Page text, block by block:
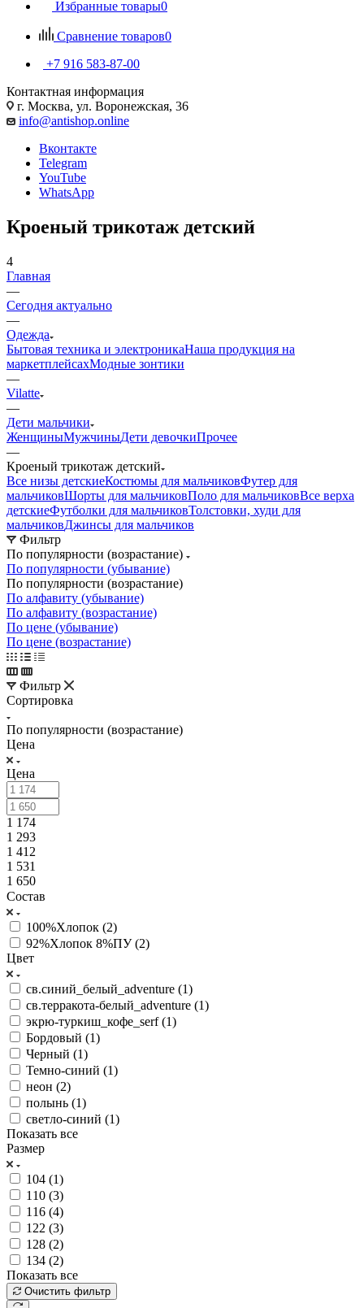
Избранные товары0
Сравнение товаров0
+7 916 583-87-00
Контактная информация
г. Москва, ул. Воронежская, 36
info@antishop.online
Вконтакте
Telegram
YouTube
WhatsApp
Кроеный трикотаж детский
4
Главная
—
Сегодня актуально
—
Одежда
Бытовая техника и электроникаНаша продукция на
маркетплейсахМодные зонтики
—
Vilatte
—
Дети мальчики
ЖенщиныМужчиныДети девочкиПрочее
—
Кроеный трикотаж детский
Все низы детскиеКостюмы для мальчиковФутер для
мальчиковШорты для мальчиковПоло для мальчиковВсе верха
детскиеФутболки для мальчиковТолстовки, худи для
мальчиковДжинсы для мальчиков
Фильтр
По популярности (возрастание)
По популярности (убывание)
По популярности (возрастание)
По алфавиту (убывание)
По алфавиту (возрастание)
По цене (убывание)
По цене (возрастание)
Фильтр
Сортировка
По популярности (возрастание)
Цена
Цена
1 174
1 293
1 412
1 531
1 650
Состав
100%Хлопок (2)
92%Хлопок 8%ПУ (2)
Цвет
св.синий_белый_adventure (1)
св.терракота-белый_adventure (1)
экрю-туркиш_кофе_serf (1)
Бордовый (1)
Черный (1)
Темно-синий (1)
неон (2)
полынь (1)
светло-синий (1)
Показать все
Размер
104 (1)
110 (3)
116 (4)
122 (3)
128 (2)
134 (2)
Показать все
Очистить фильтр